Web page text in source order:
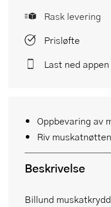
Oppbevaring av
Riv
Beskrivelse
Billund
Rask levering
Prisløfte
Last ned